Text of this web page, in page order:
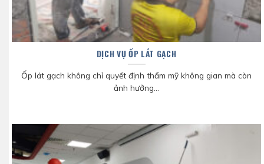
DỊCH VỤ ỐP LÁT GẠCH
Ốp lát gạch không chỉ quyết định thẩm mỹ không gian mà còn
ảnh hưởng...